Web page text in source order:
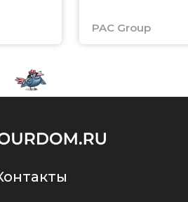
PAC Group